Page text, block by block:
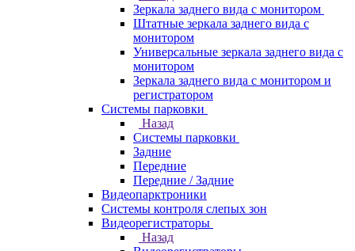
Зеркала заднего вида с монитором
Штатные зеркала заднего вида с
монитором
Универсальные зеркала заднего вида с
монитором
Зеркала заднего вида с монитором и
регистратором
Системы парковки
Назад
Системы парковки
Задние
Передние
Передние / Задние
Видеопарктроники
Системы контроля слепых зон
Видеорегистраторы
Назад